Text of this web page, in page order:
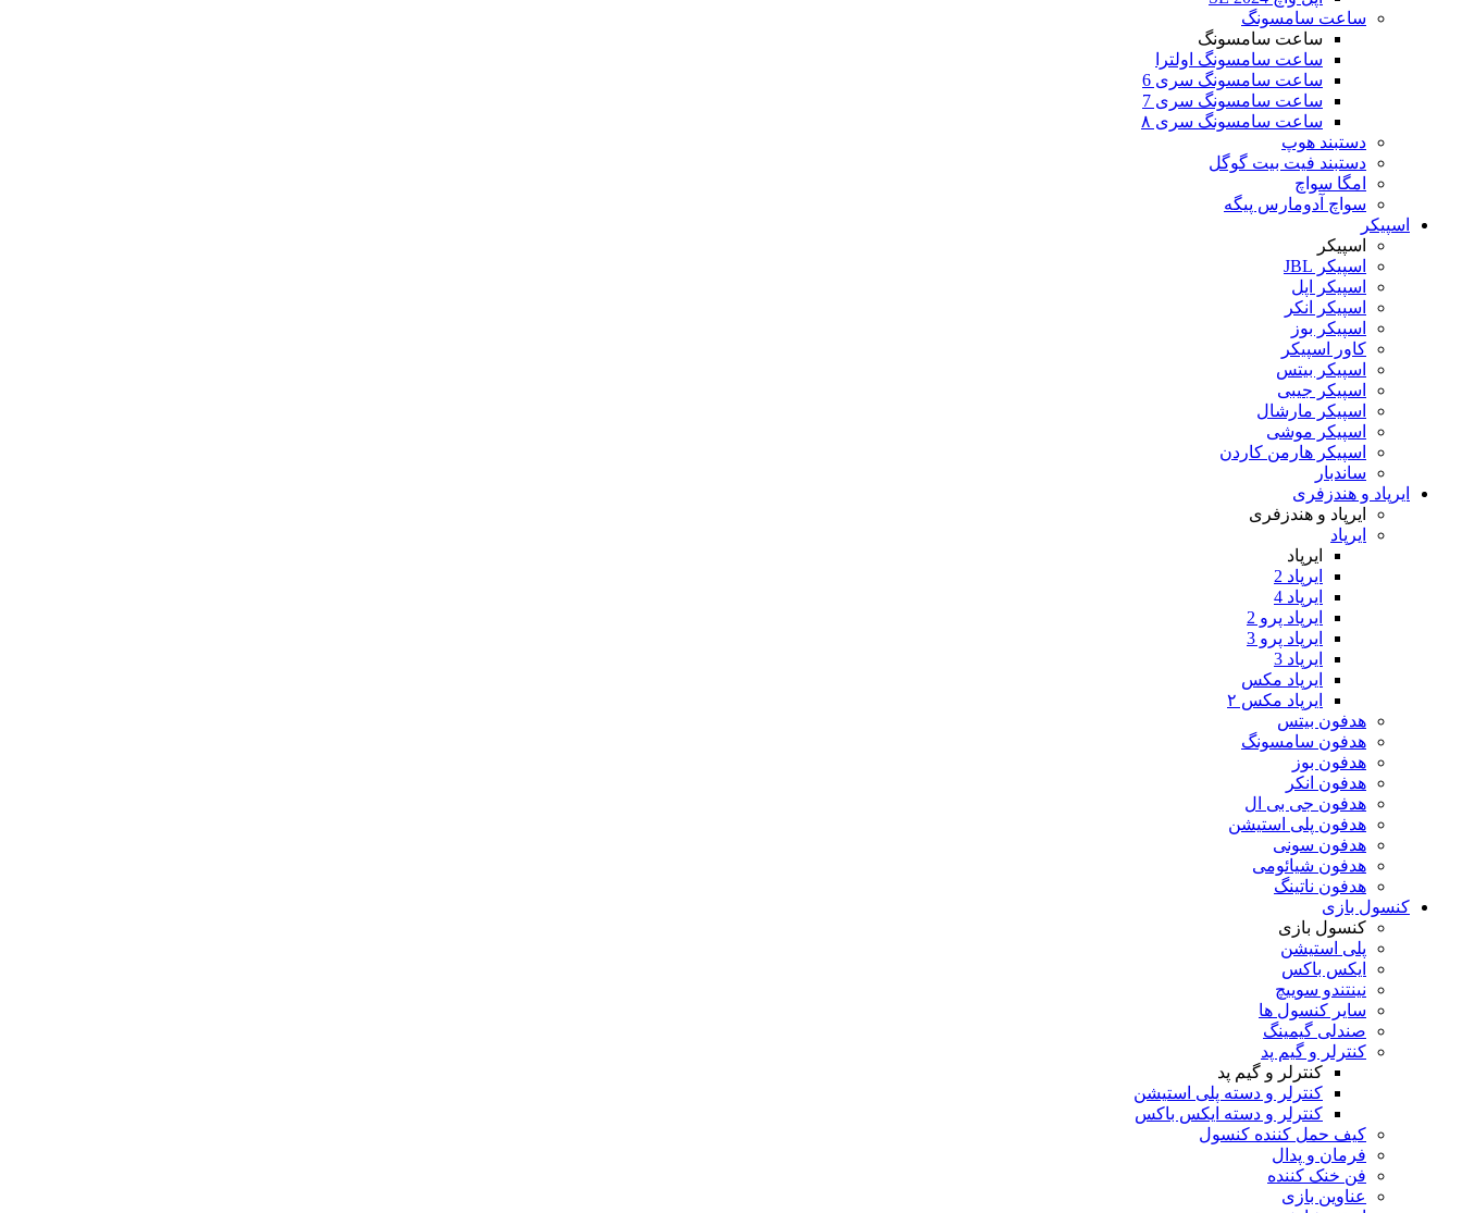
ساعت سامسونگ
ساعت سامسونگ
ساعت سامسونگ اولترا
ساعت سامسونگ سری 6
ساعت سامسونگ سری 7
ساعت سامسونگ سری ۸
دستبند هوپ
دستبند فیت بیت گوگل
امگا سواچ
سواچ آدومارس پیگه
اسپیکر
اسپیکر
اسپیکر JBL
اسپیکر اپل
اسپیکر انکر
اسپیکر بوز
کاور اسپیکر
اسپیکر بیتس
اسپیکر جیبی
اسپیکر مارشال
اسپیکر موشی
اسپیکر هارمن کاردن
ساندبار
ایرپاد و هندزفری
ایرپاد و هندزفری
ایرپاد
ایرپاد
ایرپاد 2
ایرپاد 4
ایرپاد پرو 2
ایرپاد پرو 3
ایرپاد 3
ایرپاد مکس
ایرپاد مکس ۲
هدفون بیتس
هدفون سامسونگ
هدفون بوز
هدفون انکر
هدفون جی بی ال
هدفون پلی استیشن
هدفون سونی
هدفون شیائومی
هدفون ناتینگ
کنسول بازی
کنسول بازی
پلی استیشن
ایکس باکس
نینتندو سوییچ
سایر کنسول ها
صندلی گیمینگ
کنترلر و گیم پد
کنترلر و گیم پد
کنترلر و دسته پلی استیشن
کنترلر و دسته ایکس باکس
کیف حمل کننده کنسول
فرمان و پدال
فن خنک کننده
عناوین بازی